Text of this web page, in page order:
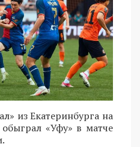
из Екатеринбурга на
«Уфу» в матче